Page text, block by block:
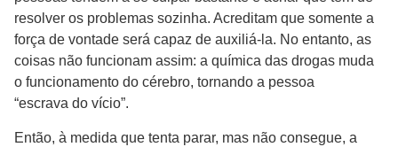
resolver os problemas sozinha. Acreditam que somente a
força de vontade será capaz de auxiliá-la. No entanto, as
coisas não funcionam assim: a química das drogas muda
o funcionamento do cérebro, tornando a pessoa
“escrava do vício”.
Então, à medida que tenta parar, mas não consegue, a